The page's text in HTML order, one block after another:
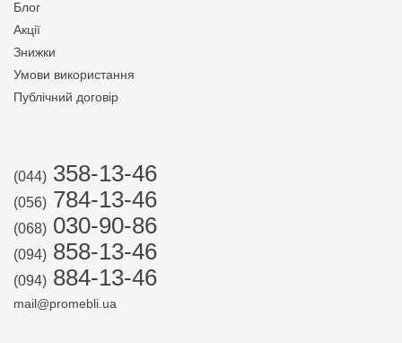
Блог
Акції
Знижки
Умови використання
Публічний договір
(044) 358-13-46
(056) 784-13-46
(068) 030-90-86
(094) 858-13-46
(094) 884-13-46
mail@promebli.ua